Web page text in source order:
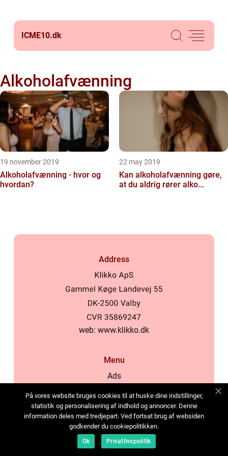
ICME10.dk
Alkoholafvænning
19 november 2019
Alkoholafvænning - hvor og
hvordan?
22 may 2019
Kan alkoholafvænning gøre,
at du aldrig rører alko...
Address
web: www.klikko.dk
Menu
Ads
Cookies
Contact
Sitemap
På vores website bruges cookies til at huske dine indstillinger,
statistik og personalisering af indhold og annoncer. Denne
information deles med tredjepart. Ved fortsat brug af websiden
godkender du cookiepolitikken.
Ok Privatlivspolitik